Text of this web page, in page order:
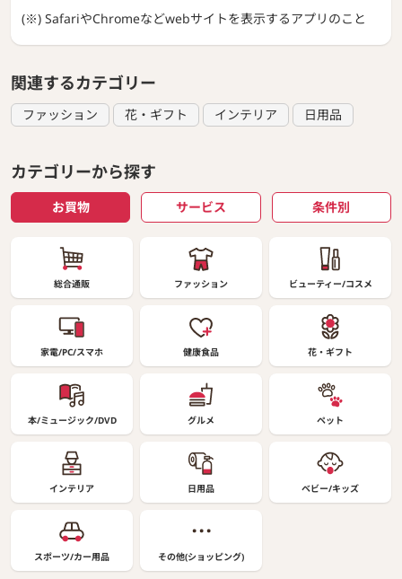
(※) SafariやChromeなどwebサイトを表示するアプリのこと
関連するカテゴリー
ファッション 花・ギフト インテリア 日用品
カテゴリーから探す
お買物 サービス 条件別
総合通販 ファッション ビューティー/コスメ
家電/PC/スマホ 健康食品 花・ギフト
本/ミュージック/DVD グルメ ペット
インテリア 日用品 ベビー/キッズ
スポーツ/カー用品 その他(ショッピング)